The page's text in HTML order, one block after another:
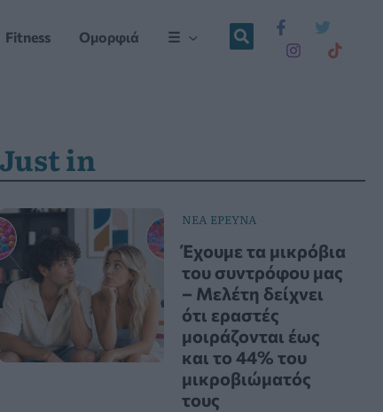
Fitness Ομορφιά ☰
Just in
ΝΕΑ ΕΡΕΥΝΑ
Έχουμε τα μικρόβια
του συντρόφου μας
– Μελέτη δείχνει
ότι εραστές
μοιράζονται έως
και το 44% του
μικροβιώματός
τους